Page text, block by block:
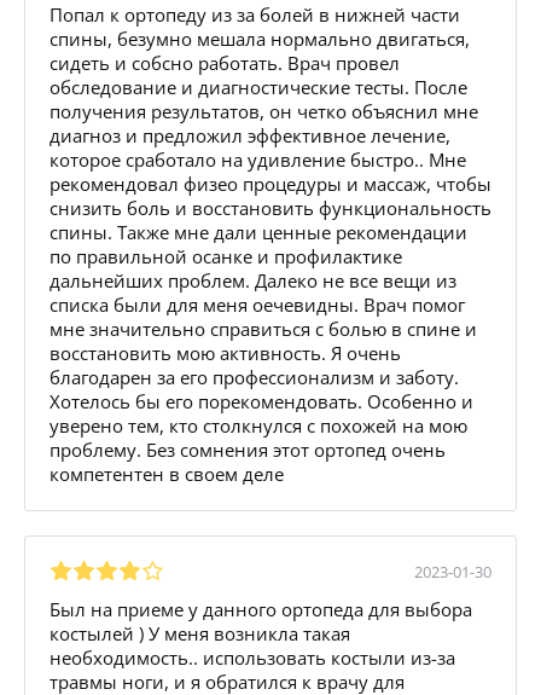
Попал к ортопеду из за болей в нижней части
спины, безумно мешала нормально двигаться,
сидеть и собсно работать. Врач провел
обследование и диагностические тесты. После
получения результатов, он четко объяснил мне
диагноз и предложил эффективное лечение,
которое сработало на удивление быстро.. Мне
рекомендовал физео процедуры и массаж, чтобы
снизить боль и восстановить функциональность
спины. Также мне дали ценные рекомендации
по правильной осанке и профилактике
дальнейших проблем. Далеко не все вещи из
списка были для меня оечевидны. Врач помог
мне значительно справиться с болью в спине и
восстановить мою активность. Я очень
благодарен за его профессионализм и заботу.
Хотелось бы его порекомендовать. Особенно и
уверено тем, кто столкнулся с похожей на мою
проблему. Без сомнения этот ортопед очень
компетентен в своем деле
2023-01-30
Был на приеме у данного ортопеда для выбора
костылей ) У меня возникла такая
необходимость.. использовать костыли из-за
травмы ноги, и я обратился к врачу для